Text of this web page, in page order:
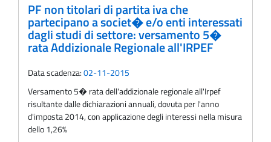
PF non titolari di partita iva che
partecipano a societ� e/o enti interessati
dagli studi di settore: versamento 5�
rata Addizionale Regionale all'IRPEF
Data scadenza:02-11-2015
Versamento 5� rata dell'addizionale regionale all'Irpef
risultante dalle dichiarazioni annuali, dovuta per l'anno
d'imposta 2014, con applicazione degli interessi nella misura
dello 1,26%